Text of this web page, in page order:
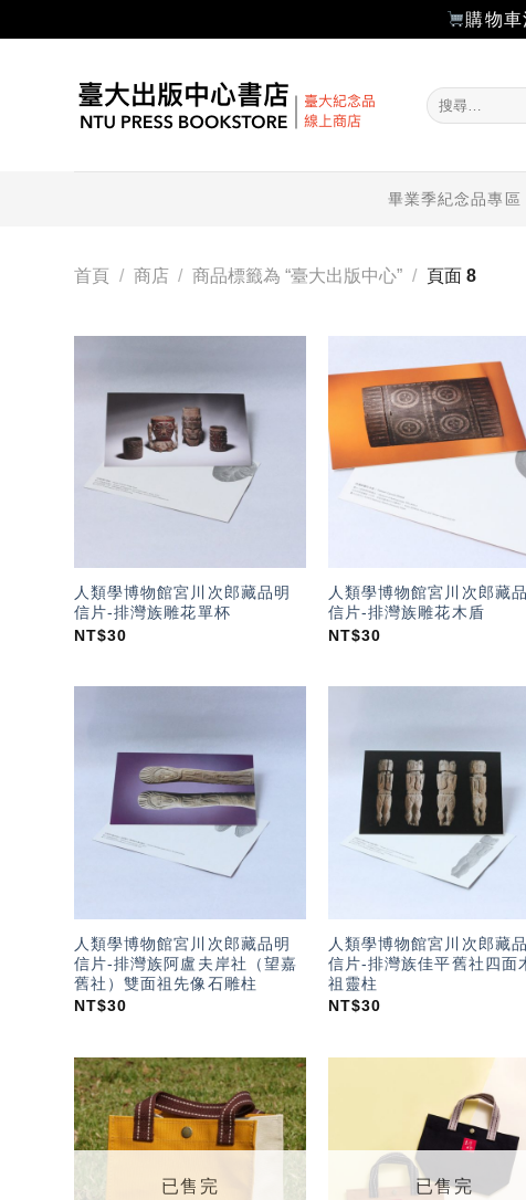
購物
搜
尋
畢業季紀念品專區
首頁 / 商店 / 商品標籤為 “臺大出版中心” / 頁面 8
人類學博物館宮川次郎藏品明
信片-排灣族雕花單杯
NT$30
人類學博物館宮川次郎藏
信片-排灣族雕花木盾
NT$30
人類學博物館宮川次郎藏品明
信片-排灣族阿盧夫岸社（望嘉
舊社）雙面祖先像石雕柱
NT$30
人類學博物館宮川次郎藏
信片-排灣族佳平舊社四面
祖靈柱
NT$30
加入
「願
望輕
已售完 已售完